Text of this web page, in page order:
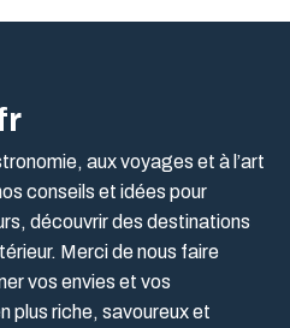
aux voyages et à l’art
conseils et idées pour
découvrir des destinations
Merci de nous faire
vos envies et vos
plus riche, savoureux et